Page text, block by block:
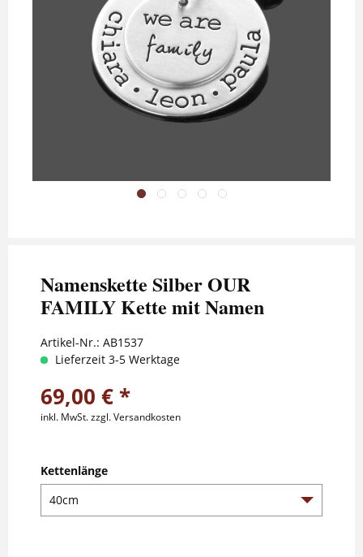
Namenskette Silber OUR
FAMILY Kette mit Namen
Artikel-Nr.: AB1537
Lieferzeit 3-5 Werktage
69,00 € *
inkl. MwSt.zzgl. Versandkosten
Kettenlänge